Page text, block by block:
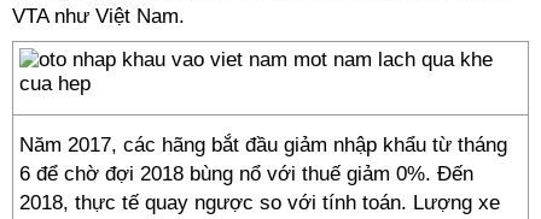
VTA như Việt Nam.
Năm 2017, các hãng bắt đầu giảm nhập khẩu từ tháng
6 để chờ đợi 2018 bùng nổ với thuế giảm 0%. Đến
2018, thực tế quay ngược so với tính toán. Lượng xe